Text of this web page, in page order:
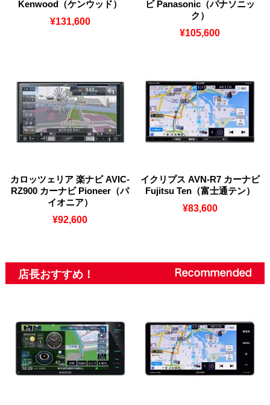
Kenwood（ケンウッド）
¥131,600
ビ Panasonic（パナソニッ
ク）
¥105,600
カロッツェリア 楽ナビ AVIC-
RZ900 カーナビ Pioneer（パ
イオニア）
¥92,600
イクリプス AVN-R7 カーナビ
Fujitsu Ten（富士通テン）
¥83,600
店長おすすめ！